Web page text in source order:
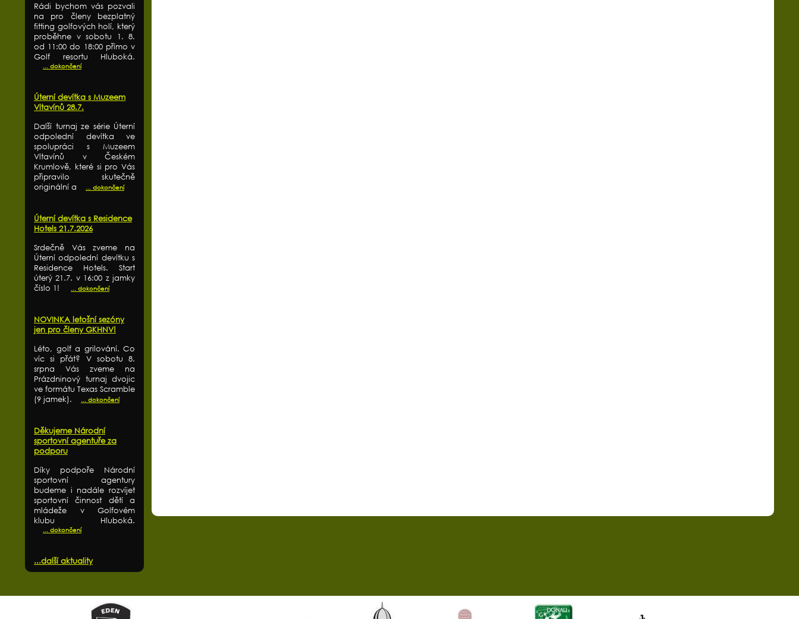
Rádi bychom vás pozvali
na pro členy bezplatný
fitting golfových holí, který
proběhne v sobotu 1. 8.
od 11:00 do 18:00 přímo v
Golf resortu Hluboká.
... dokončení
Úterní devítka s Muzeem
Vltavínů 28.7.
Další turnaj ze série Úterní
odpolední devítka ve
spolupráci s Muzeem
Vltavínů v Českém
Krumlově, které si pro Vás
připravilo skutečně
originální a
... dokončení
Úterní devítka s Residence
Hotels 21.7.2026
Srdečně Vás zveme na
Úterní odpolední devítku s
Residence Hotels. Start
úterý 21.7. v 16:00 z jamky
číslo 1!
... dokončení
NOVINKA letošní sezóny
jen pro členy GKHNV!
Léto, golf a grilování. Co
víc si přát? V sobotu 8.
srpna Vás zveme na
Prázdninový turnaj dvojic
ve formátu Texas Scramble
(9 jamek).
... dokončení
Děkujeme Národní
sportovní agentuře za
podporu
Díky podpoře Národní
sportovní agentury
budeme i nadále rozvíjet
sportovní činnost dětí a
mládeže v Golfovém
klubu Hluboká.
... dokončení
...další aktuality